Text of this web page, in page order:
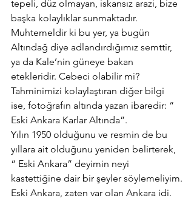
tepeli, düz olmayan, iskansız arazi, bize
başka kolaylıklar sunmaktadır.
Muhtemeldir ki bu yer, ya bugün
Altındağ diye adlandırdığımız semttir,
ya da Kale’nin güneye bakan
etekleridir. Cebeci olabilir mi?
Tahminimizi kolaylaştıran diğer bilgi
ise, fotoğrafın altında yazan ibaredir: “
Eski Ankara Karlar Altında”.
Yılın 1950 olduğunu ve resmin de bu
yıllara ait olduğunu yeniden belirterek,
“ Eski Ankara” deyimin neyi
kastettiğine dair bir şeyler söylemeliyim.
Eski Ankara, zaten var olan Ankara idi.